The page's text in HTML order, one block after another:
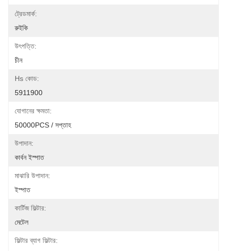
ট্রেডমার্ক:
রুইকি
উৎপত্তি:
চীন
Hs কোড:
5911900
যোগানের ক্ষমতা:
50000PCS / সপ্তাহ
উপাদান:
কার্বন ইস্পাত
মাঝারি উপাদান:
ইস্পাত
কার্টিজ ফিল্টার:
মেটেল
ফিল্টার ব্যাগ ফিল্টার: